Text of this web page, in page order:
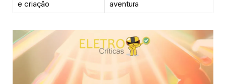
e criação
aventura